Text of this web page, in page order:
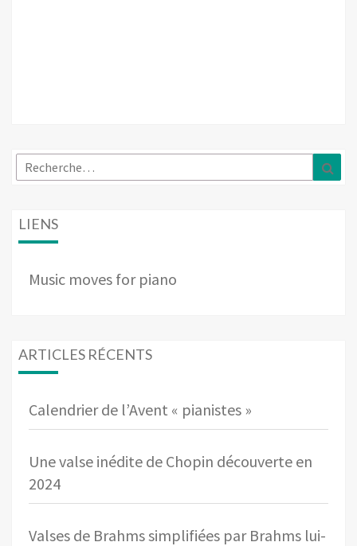
Rechercher :
LIENS
Music moves for piano
ARTICLES RÉCENTS
Calendrier de l’Avent « pianistes »
Une valse inédite de Chopin découverte en
2024
Valses de Brahms simplifiées par Brahms lui-